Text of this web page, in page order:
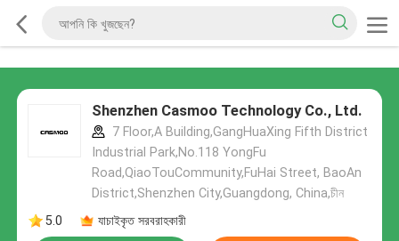
Shenzhen Casmoo Technology Co., Ltd.
7 Floor,A Building,GangHuaXing Fifth District
Industrial Park,No.118 YongFu
Road,QiaoTouCommunity,FuHai Street, BaoAn
District,Shenzhen City,Guangdong, China,চীন
5.0
যাচাইকৃত সরবরাহকারী